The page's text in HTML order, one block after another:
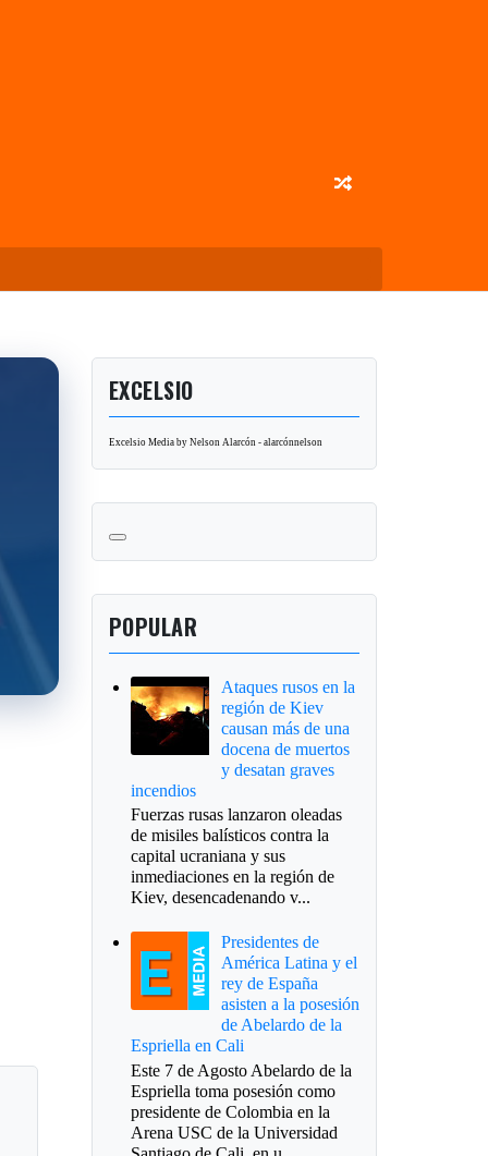
EXCELSIO
Excelsio Media by Nelson Alarcón - alarcónnelson
POPULAR
Ataques rusos en la
región de Kiev
causan más de una
docena de muertos
y desatan graves
incendios
Fuerzas rusas lanzaron oleadas
de misiles balísticos contra la
capital ucraniana y sus
inmediaciones en la región de
Kiev, desencadenando v...
Presidentes de
América Latina y el
rey de España
asisten a la posesión
de Abelardo de la
Espriella en Cali
Este 7 de Agosto Abelardo de la
Espriella toma posesión como
presidente de Colombia en la
Arena USC de la Universidad